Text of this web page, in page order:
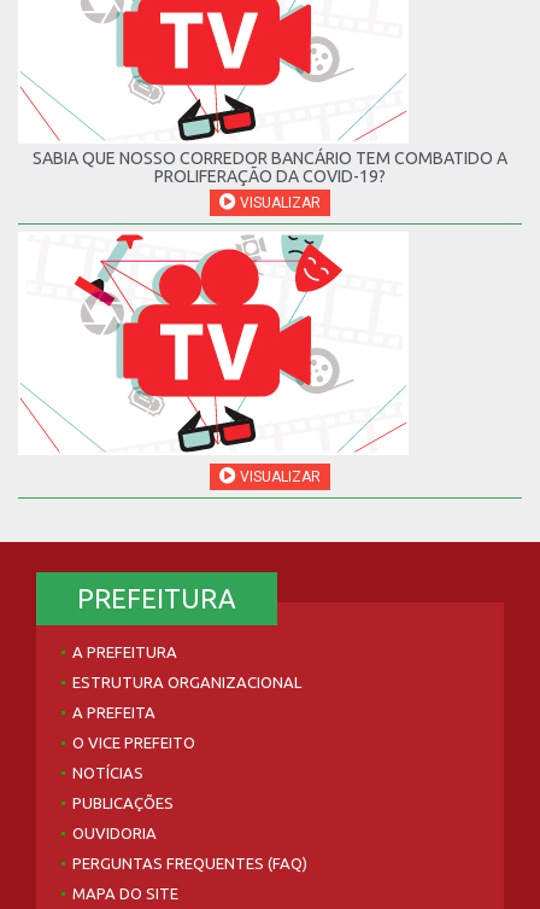
SABIA QUE NOSSO CORREDOR BANCÁRIO TEM COMBATIDO A
PROLIFERAÇÃO DA COVID-19?
VISUALIZAR
VISUALIZAR
PREFEITURA
A PREFEITURA
ESTRUTURA ORGANIZACIONAL
A PREFEITA
O VICE PREFEITO
NOTÍCIAS
PUBLICAÇÕES
OUVIDORIA
PERGUNTAS FREQUENTES (FAQ)
MAPA DO SITE